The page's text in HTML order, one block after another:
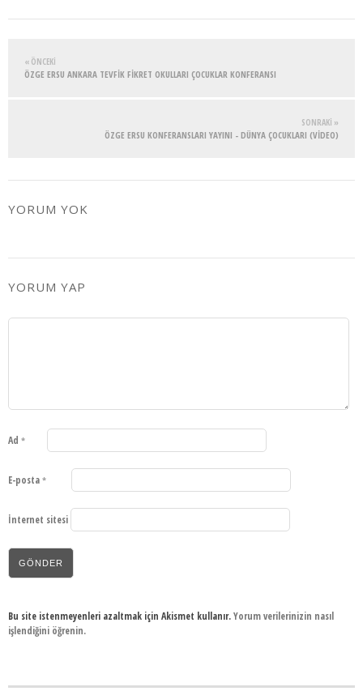
« ÖNCEKI
ÖZGE ERSU ANKARA TEVFİK FİKRET OKULLARI ÇOCUKLAR KONFERANSI
SONRAKI »
ÖZGE ERSU KONFERANSLARI YAYINI - DÜNYA ÇOCUKLARI (VIDEO)
YORUM YOK
YORUM YAP
Ad *
E-posta *
İnternet sitesi
Bu site istenmeyenleri azaltmak için Akismet kullanır.Yorum verilerinizin nasıl
işlendiğini öğrenin.